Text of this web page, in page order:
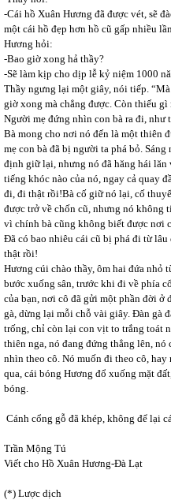
-Cái hồ Xuân Hương đã được vét, sẽ
một cái hồ đẹp hơn hồ cũ gấp nhiều
Hương hỏi:
-Bao giờ xong hả thầy?
-Sẽ làm kịp cho dịp lễ kỷ niệm 1000
Thầy ngưng lại một giây, nói tiếp.
giờ xong mà chẳng được. Còn thiếu gì
Người mẹ đứng nhìn con bà ra đi, như
Bà mong cho nơi nó đến là một thiên
mẹ con bà đã bị người ta phá bỏ.
định giữ lại, nhưng nó đã hăng hái
tiếng khóc nào của nó, ngay cả quay
đi, đi thật rồi!Bà cố giữ nó lại, cố
được trở về chốn cũ, nhưng nó không
vì chính bà cũng không biết được nơi
Đã có bao nhiêu cái cũ bị phá đi từ
thật rồi!
Hương cúi chào thầy, ôm hai đứa nhỏ
bước xuống sân, trước khi đi về phía
của bạn, nơi cô đã gửi một phần đời ở
gà, dừng lại mỗi chỗ vài giây. Đàn gà
trống, chỉ còn lại con vịt to trắng toát
thiên nga, nó đang đứng thẳng lên,
nhìn theo cô. Nó muốn đi theo cô,
qua, cái bóng Hương đổ xuống mặt
bóng.
Cánh cổng gỗ đã khép, không để lại
Trần Mộng Tú
Viết cho Hồ Xuân Hương-Đà Lạt
(*) Lược dịch